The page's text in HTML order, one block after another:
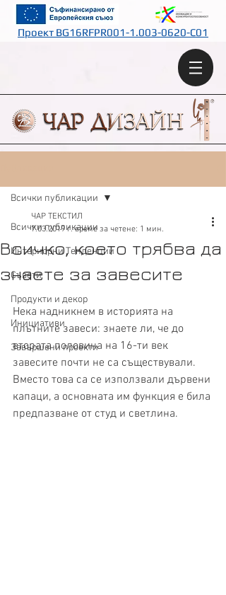
Проект BG16RFPR001-1.003-0620-C01
Всички публикации
Интериорни Тенденции
Съвети
Продукти и декор
Инициативи
Завършени проекти
Всички публикации
Всичко, което трябва да
знаете за завесите
ЧАР ТЕКСТИЛ
7.03.2019 г. време за четене: 1 мин.
Нека надникнем в историята на
плътните завеси: знаете ли, че до
втората половина на 16-ти век
завесите почти не са съществували.
Вместо това са се използвали дървени
капаци, а основната им функция е била
предпазване от студ и светлина.